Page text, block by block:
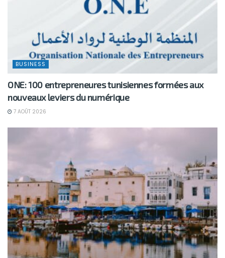
BUSINESS
ONE: 100 entrepreneures tunisiennes formées aux
nouveaux leviers du numérique
7 AOÛT 2026